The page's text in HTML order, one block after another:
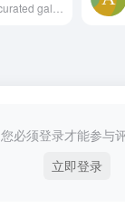
您必须登录才能参与
立即登录